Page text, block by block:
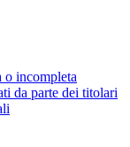
o incompleta
da parte dei titolari